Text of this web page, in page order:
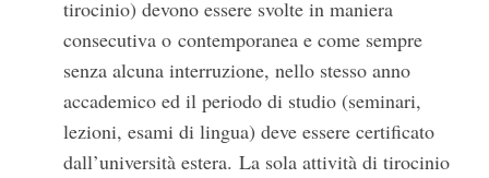
tirocinio) devono essere svolte in maniera
consecutiva o contemporanea e come sempre
senza alcuna interruzione, nello stesso anno
accademico ed il periodo di studio (seminari,
lezioni, esami di lingua) deve essere certificato
dall’università estera. La sola attività di tirocinio